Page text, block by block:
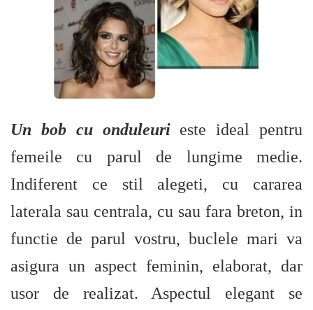
Un bob cu onduleurieste ideal pentru
femeile cu parul de lungime medie.
Indiferent ce stil alegeti, cu cararea
laterala sau centrala, cu sau fara breton, in
functie de parul vostru, buclele mari va
asigura un aspect feminin, elaborat, dar
usor de realizat. Aspectul elegant se